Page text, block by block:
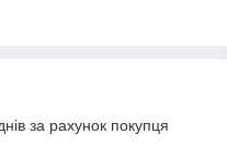
за рахунок покупця